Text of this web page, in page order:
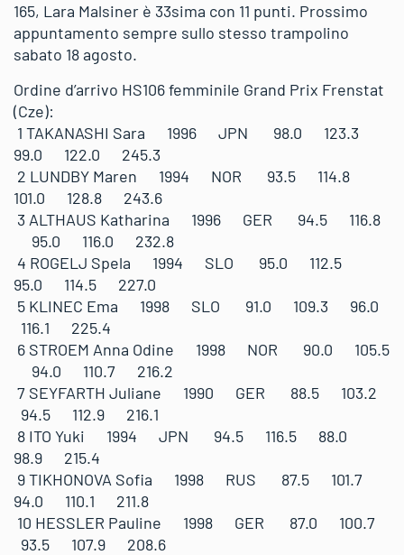
165, Lara Malsiner è 33sima con 11 punti. Prossimo
appuntamento sempre sullo stesso trampolino
sabato 18 agosto.
Ordine d’arrivo HS106 femminile Grand Prix Frenstat
(Cze):
1 TAKANASHI Sara 1996 JPN 98.0 123.3
99.0 122.0 245.3
2 LUNDBY Maren 1994 NOR 93.5 114.8
101.0 128.8 243.6
3 ALTHAUS Katharina 1996 GER 94.5 116.8
95.0 116.0 232.8
4 ROGELJ Spela 1994 SLO 95.0 112.5
95.0 114.5 227.0
5 KLINEC Ema 1998 SLO 91.0 109.3 96.0
116.1 225.4
6 STROEM Anna Odine 1998 NOR 90.0 105.5
94.0 110.7 216.2
7 SEYFARTH Juliane 1990 GER 88.5 103.2
94.5 112.9 216.1
8 ITO Yuki 1994 JPN 94.5 116.5 88.0
98.9 215.4
9 TIKHONOVA Sofia 1998 RUS 87.5 101.7
94.0 110.1 211.8
10 HESSLER Pauline 1998 GER 87.0 100.7
93.5 107.9 208.6